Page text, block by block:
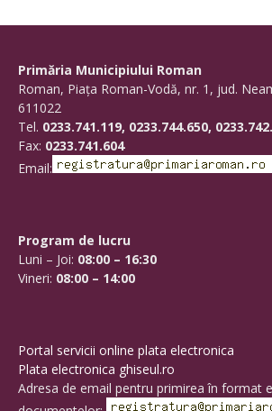
Primăria Municipiului Roman
Roman, Piaţa Roman-Vodă, nr. 1, jud.
611022
Tel. 0233.741.119, 0233.744.650,
Fax: 0233.741.604
Email:
Program de lucru
Luni – Joi: 08:00 – 16:30
Vineri: 08:00 – 14:00
Portal servicii online plata electronica
Plata electronica ghiseul.ro
Adresa de email pentru primirea în format